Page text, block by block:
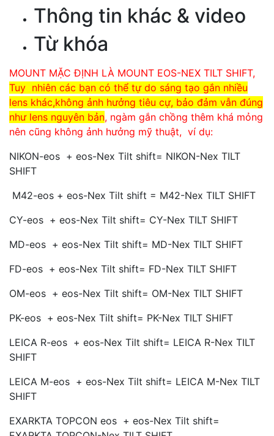
Thông tin khác & video
Từ khóa
MOUNT MẶC ĐỊNH LÀ MOUNT EOS-NEX TILT SHIFT,
Tuy nhiên các bạn có thể tự do sáng tạo gắn nhiều
lens khác,không ảnh hưởng tiêu cự, bảo đảm vẫn đúng
như lens nguyên bản, ngàm gắn chồng thêm khá mỏng
nên cũng không ảnh hưởng mỹ thuật, ví dụ:
NIKON-eos + eos-Nex Tilt shift= NIKON-Nex TILT
SHIFT
M42-eos + eos-Nex Tilt shift = M42-Nex TILT SHIFT
CY-eos + eos-Nex Tilt shift= CY-Nex TILT SHIFT
MD-eos + eos-Nex Tilt shift= MD-Nex TILT SHIFT
FD-eos + eos-Nex Tilt shift= FD-Nex TILT SHIFT
OM-eos + eos-Nex Tilt shift= OM-Nex TILT SHIFT
PK-eos + eos-Nex Tilt shift= PK-Nex TILT SHIFT
LEICA R-eos + eos-Nex Tilt shift= LEICA R-Nex TILT
SHIFT
LEICA M-eos + eos-Nex Tilt shift= LEICA M-Nex TILT
SHIFT
EXARKTA TOPCON eos + eos-Nex Tilt shift=